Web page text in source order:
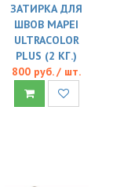
ЗАТИРКА ДЛЯ
ШВОВ MAPEI
ULTRACOLOR
PLUS (2 КГ.)
800 руб. / шт.